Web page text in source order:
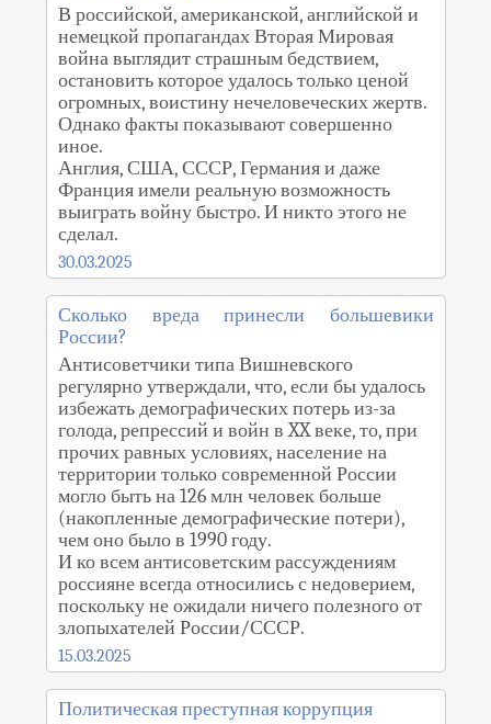
В российской, американской, английской и
немецкой пропагандах Вторая Мировая
война выглядит страшным бедствием,
остановить которое удалось только ценой
огромных, воистину нечеловеческих жертв.
Однако факты показывают совершенно
иное.
Англия, США, СССР, Германия и даже
Франция имели реальную возможность
выиграть войну быстро. И никто этого не
сделал.
30.03.2025
Сколько вреда принесли большевики
России?
Антисоветчики типа Вишневского
регулярно утверждали, что, если бы удалось
избежать демографических потерь из-за
голода, репрессий и войн в XX веке, то, при
прочих равных условиях, население на
территории только современной России
могло быть на 126 млн человек больше
(накопленные демографические потери),
чем оно было в 1990 году.
И ко всем антисоветским рассуждениям
россияне всегда относились с недоверием,
поскольку не ожидали ничего полезного от
злопыхателей России/СССР.
15.03.2025
Политическая преступная коррупция